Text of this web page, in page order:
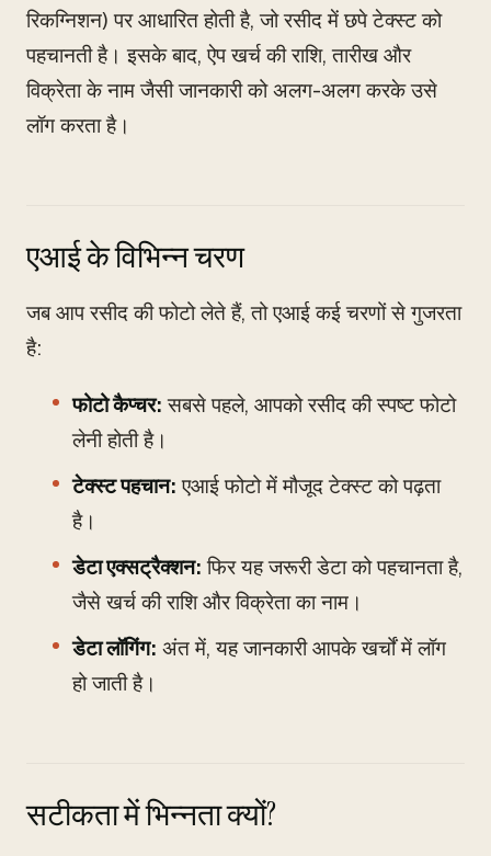
रिकग्निशन) पर आधारित होती है, जो रसीद में छपे टेक्स्ट को
पहचानती है। इसके बाद, ऐप खर्च की राशि, तारीख और
विक्रेता के नाम जैसी जानकारी को अलग-अलग करके उसे
लॉग करता है।
एआई के विभिन्न चरण
जब आप रसीद की फोटो लेते हैं, तो एआई कई चरणों से गुजरता
है:
फोटो कैप्चर: सबसे पहले, आपको रसीद की स्पष्ट फोटो
लेनी होती है।
टेक्स्ट पहचान: एआई फोटो में मौजूद टेक्स्ट को पढ़ता
है।
डेटा एक्सट्रैक्शन: फिर यह जरूरी डेटा को पहचानता है,
जैसे खर्च की राशि और विक्रेता का नाम।
डेटा लॉगिंग: अंत में, यह जानकारी आपके खर्चों में लॉग
हो जाती है।
सटीकता में भिन्नता क्यों?